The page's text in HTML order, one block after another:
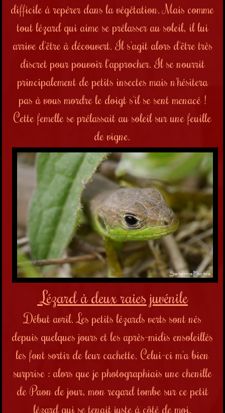
difficile à repérer dans la végétation. Mais comme
tout lézard qui aime se prélasser au soleil, il lui
arrive d'être à découvert. Il s'agit alors d'être très
discret pour pouvoir l'approcher. Il se nourrit
principalement de petits insectes mais n'hésitera
pas à vous mordre le doigt s'il se sent menacé !
Cette femelle se prélassait au soleil sur une feuille
de vigne.
Lézard à deux raies juvénile
Début avril. Les petits lézards verts sont nés
depuis quelques jours et les après-midis ensoleillés
les font sortir de leur cachette. Celui-ci m'a bien
surprise : alors que je photographiais une chenille
de Paon de jour, mon regard tombe sur ce petit
lézard qui se tenait juste à côté de moi.